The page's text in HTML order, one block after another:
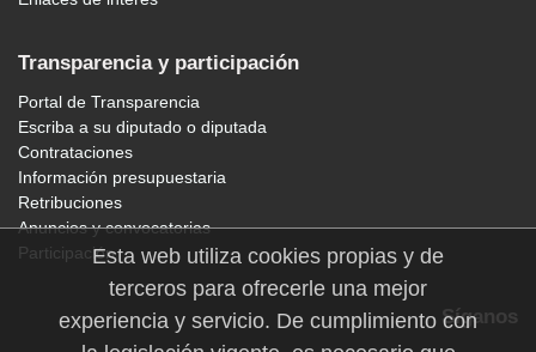
Transparencia y participación
Portal de Transparencia
Escriba a su diputado o diputada
Contrataciones
Información presupuestaria
Retribuciones
Anuncios y convocatorias
Participación
Síganos
Esta web utiliza cookies propias y de
terceros para ofrecerle una mejor
experiencia y servicio. De cumplimiento con